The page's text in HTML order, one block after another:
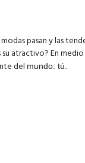
pasan y las
atractivo? En
del mundo: tú.